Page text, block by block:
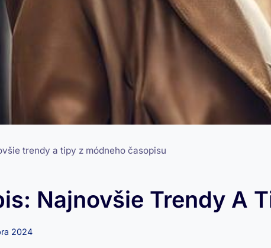
trendy a tipy z módneho časopisu
Najnovšie Trendy A
2024